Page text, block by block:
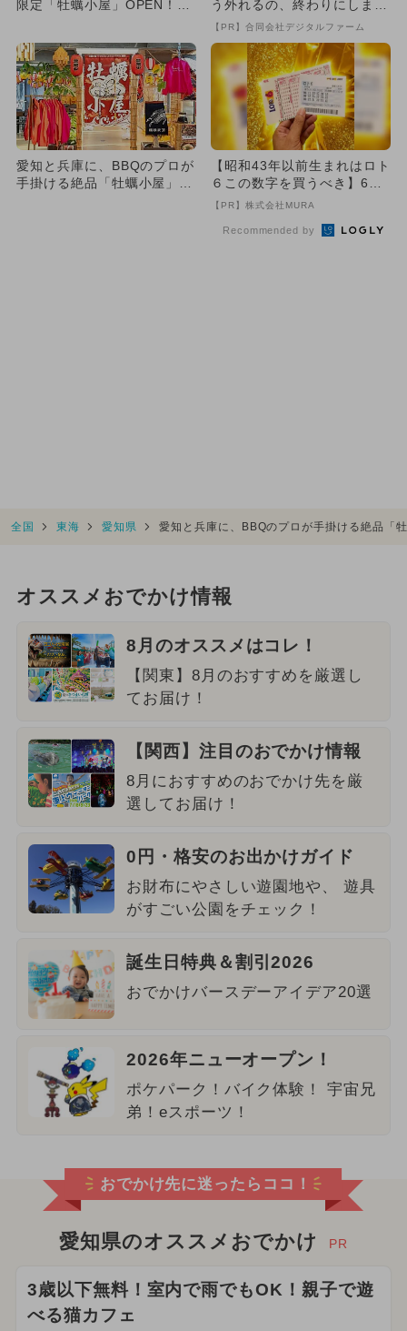
限定「牡蠣小屋」OPEN！
う外れるの、終わりにしませ
んか
【PR】合同会社デジタルファーム
愛知と兵庫に、BBQのプロが
手掛ける絶品「牡蠣小屋」3
【昭和43年以前生まれはロト
６この数字を買うべき】6つ
の数字が「完全一致」する
【PR】株式会社MURA
Recommended by
全国 東海 愛知県 愛知と兵庫に、BBQのプロが手掛ける絶品
オススメおでかけ情報
8月のオススメはコレ！
【関東】8月のおすすめを厳選し
てお届け！
【関西】注目のおでかけ情報
8月におすすめのおでかけ先を厳
選してお届け！
0円・格安のお出かけガイド
お財布にやさしい遊園地や、 遊具
がすごい公園をチェック！
誕生日特典＆割引2026
おでかけバースデーアイデア20選
2026年ニューオープン！
ポケパーク！バイク体験！ 宇宙兄
弟！eスポーツ！
おでかけ先に迷ったらココ！
愛知県のオススメおでかけ PR
3歳以下無料！室内で雨でもOK！親子で遊
べる猫カフェ